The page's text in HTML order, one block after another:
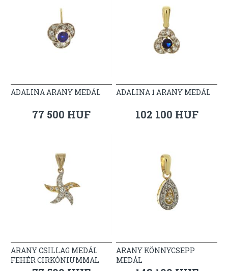
ADALINA ARANY MEDÁL
77 500 HUF
ADALINA 1 ARANY MEDÁL
102 100 HUF
ARANY CSILLAG MEDÁL
FEHÉR CIRKÓNIUMMAL
ARANY KÖNNYCSEPP
MEDÁL